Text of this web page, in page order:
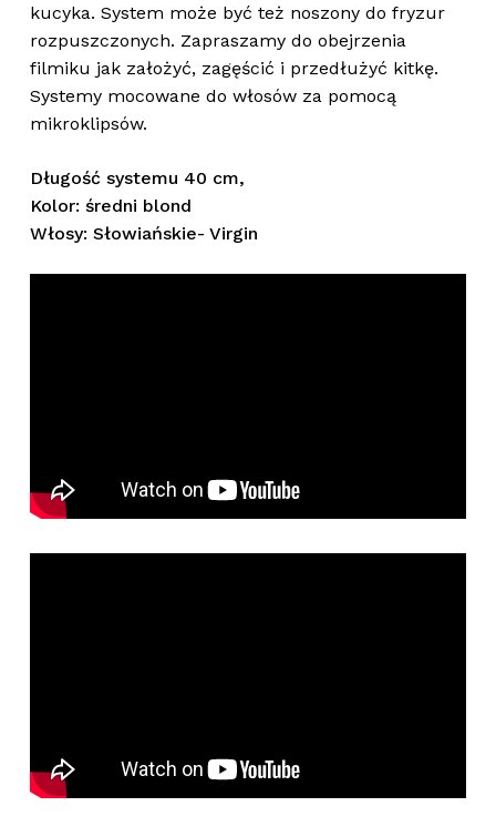
Brak produktów w koszyku.
kucyka. System może być też noszony do fryzur
rozpuszczonych. Zapraszamy do obejrzenia
filmiku jak założyć, zagęścić i przedłużyć kitkę.
Systemy mocowane do włosów za pomocą
mikroklipsów.
Długość systemu 40 cm,
Kolor: średni blond
Włosy: Słowiańskie- Virgin